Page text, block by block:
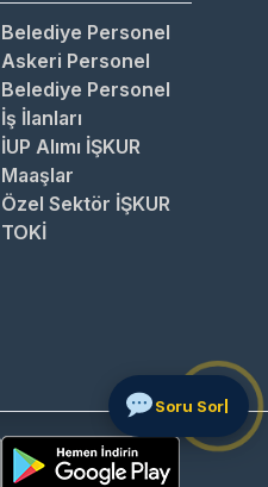
Belediye Personel
Askeri Personel
Belediye Personel
İş İlanları
İUP Alımı İŞKUR
Maaşlar
Özel Sektör İŞKUR
TOKİ
Soru